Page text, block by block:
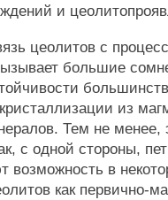
и
цеолитов с
большие
из
Тем не менее,
с одной стороны,
возможность в
как первично-